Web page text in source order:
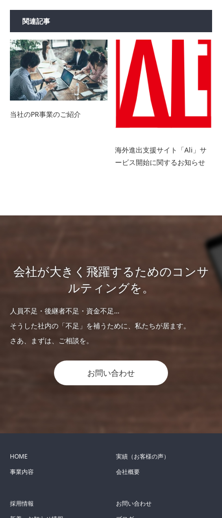
関連記事
当社のPR事業のご紹介
海外進出支援サイト「Ali」サ
ービス開始に関するお知らせ
会社が大きく飛躍するためのコンサ
ルティングを。
人員不足・後継者不足・資金不足…
そうした社内の「不足」を補うために、私たちが居ます。
さあ、まずは、ご相談を。
お問い合わせ
HOME
事業内容
実績（お客様の声）
会社概要
採用情報
お問い合わせ